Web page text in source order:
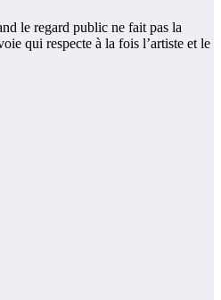
le regard public ne fait pas la
qui respecte à la fois l’artiste et le